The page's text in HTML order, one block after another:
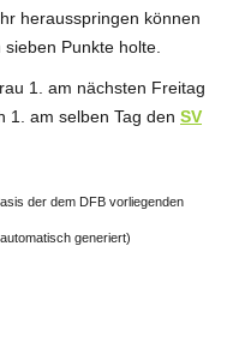
herausspringen können
Punkte holte.
1. am nächsten Freitag
1. am selben Tag den SV
der dem DFB vorliegenden
generiert)